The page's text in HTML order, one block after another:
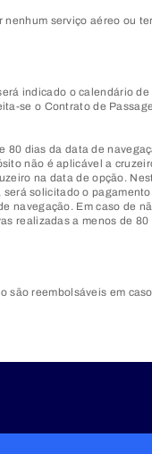
serviço aéreo ou
indicado o calendário
se o Contrato de
dias da data de
não é aplicável a
na data de opção.
solicitado o
navegação. Em caso de
realizadas a menos de
são reembolsáveis em